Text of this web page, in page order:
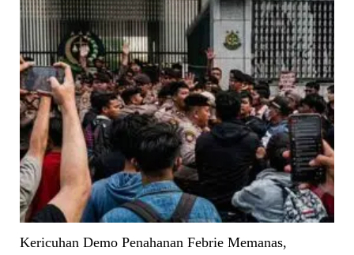
Kericuhan Demo Penahanan Febrie Memanas,